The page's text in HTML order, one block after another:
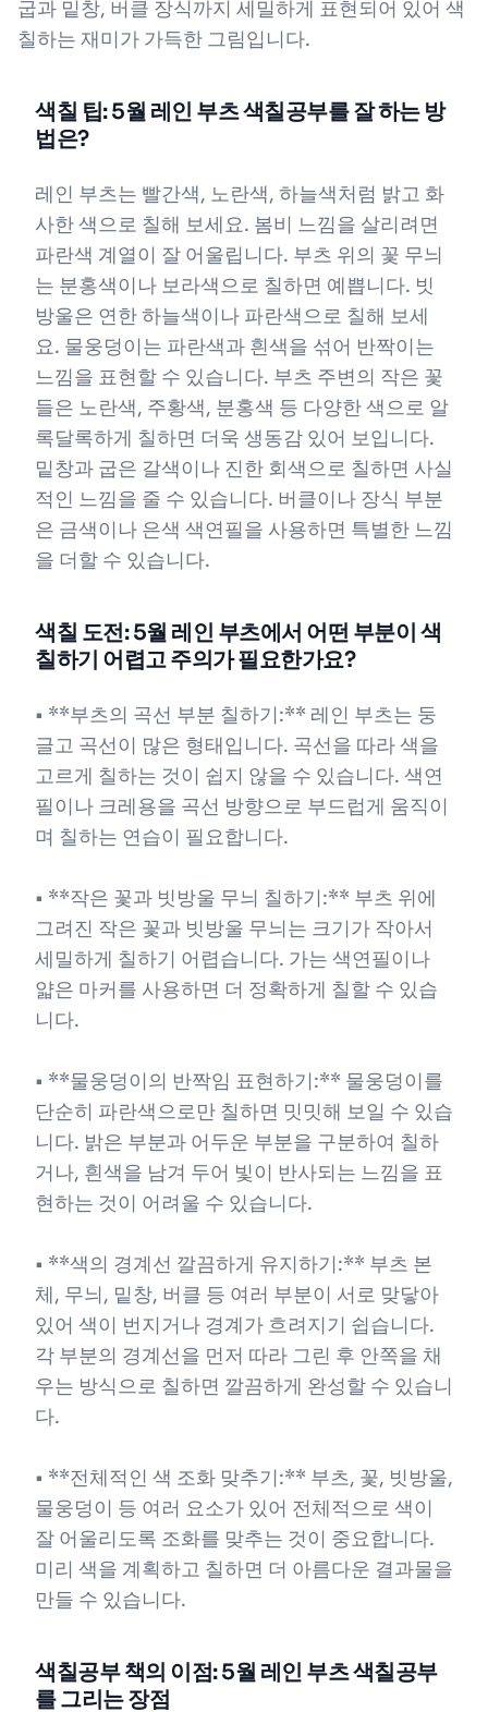
굽과 밑창, 버클 장식까지 세밀하게 표현되어 있어 색
칠하는 재미가 가득한 그림입니다.
색칠 팁: 5월 레인 부츠 색칠공부를 잘 하는 방
법은?
레인 부츠는 빨간색, 노란색, 하늘색처럼 밝고 화
사한 색으로 칠해 보세요. 봄비 느낌을 살리려면
파란색 계열이 잘 어울립니다. 부츠 위의 꽃 무늬
는 분홍색이나 보라색으로 칠하면 예쁩니다. 빗
방울은 연한 하늘색이나 파란색으로 칠해 보세
요. 물웅덩이는 파란색과 흰색을 섞어 반짝이는
느낌을 표현할 수 있습니다. 부츠 주변의 작은 꽃
들은 노란색, 주황색, 분홍색 등 다양한 색으로 알
록달록하게 칠하면 더욱 생동감 있어 보입니다.
밑창과 굽은 갈색이나 진한 회색으로 칠하면 사실
적인 느낌을 줄 수 있습니다. 버클이나 장식 부분
은 금색이나 은색 색연필을 사용하면 특별한 느낌
을 더할 수 있습니다.
색칠 도전: 5월 레인 부츠에서 어떤 부분이 색
칠하기 어렵고 주의가 필요한가요?
• **부츠의 곡선 부분 칠하기:** 레인 부츠는 둥
글고 곡선이 많은 형태입니다. 곡선을 따라 색을
고르게 칠하는 것이 쉽지 않을 수 있습니다. 색연
필이나 크레용을 곡선 방향으로 부드럽게 움직이
며 칠하는 연습이 필요합니다.
• **작은 꽃과 빗방울 무늬 칠하기:** 부츠 위에
그려진 작은 꽃과 빗방울 무늬는 크기가 작아서
세밀하게 칠하기 어렵습니다. 가는 색연필이나
얇은 마커를 사용하면 더 정확하게 칠할 수 있습
니다.
• **물웅덩이의 반짝임 표현하기:** 물웅덩이를
단순히 파란색으로만 칠하면 밋밋해 보일 수 있습
니다. 밝은 부분과 어두운 부분을 구분하여 칠하
거나, 흰색을 남겨 두어 빛이 반사되는 느낌을 표
현하는 것이 어려울 수 있습니다.
• **색의 경계선 깔끔하게 유지하기:** 부츠 본
체, 무늬, 밑창, 버클 등 여러 부분이 서로 맞닿아
있어 색이 번지거나 경계가 흐려지기 쉽습니다.
각 부분의 경계선을 먼저 따라 그린 후 안쪽을 채
우는 방식으로 칠하면 깔끔하게 완성할 수 있습니
다.
• **전체적인 색 조화 맞추기:** 부츠, 꽃, 빗방울,
물웅덩이 등 여러 요소가 있어 전체적으로 색이
잘 어울리도록 조화를 맞추는 것이 중요합니다.
미리 색을 계획하고 칠하면 더 아름다운 결과물을
만들 수 있습니다.
색칠공부 책의 이점: 5월 레인 부츠 색칠공부
를 그리는 장점